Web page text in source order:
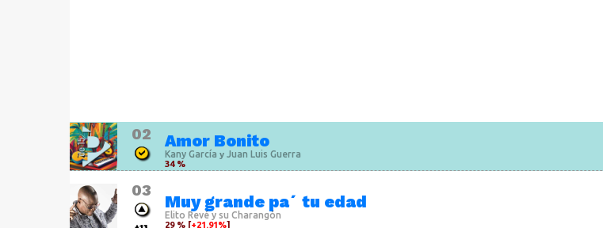
02 Amor Bonito
Kany García yJuan Luis Guerra
34 %
03
Muy grande pa´ tu edad
Elito Revé y su Charangón
29 % [+21.91%]